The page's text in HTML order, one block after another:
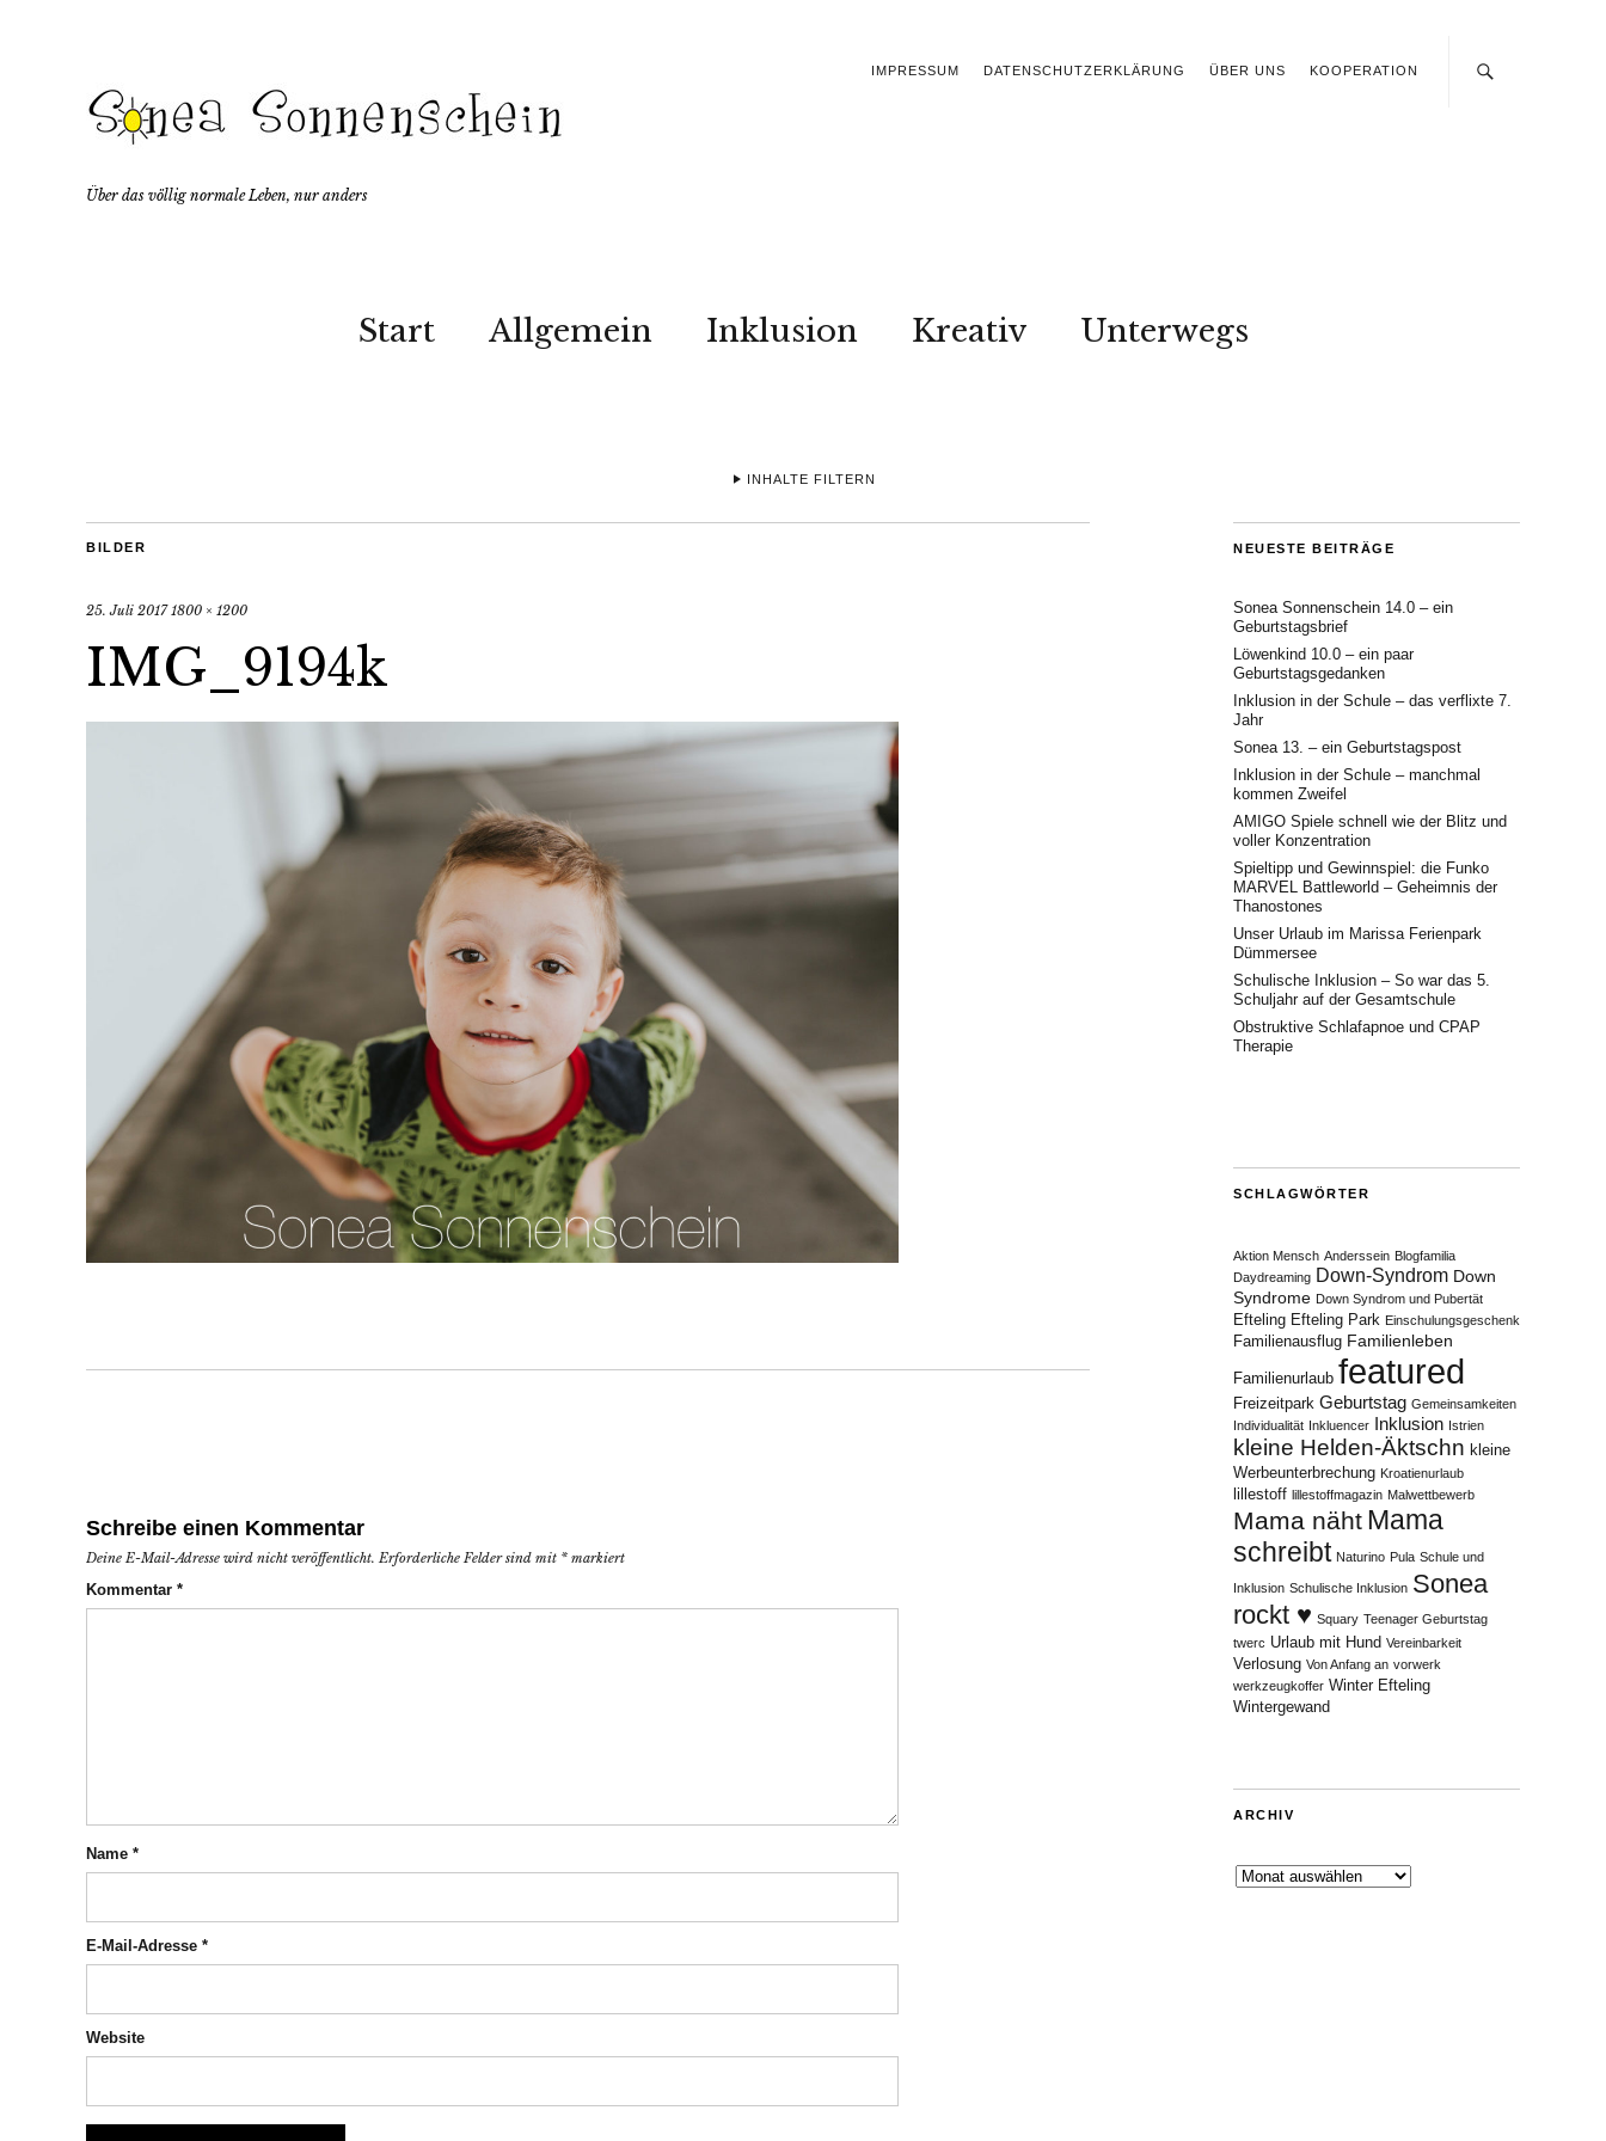
IMPRESSUM DATENSCHUTZERKLÄRUNG ÜBER UNS KOOPERATION
Über das völlig normale Leben, nur anders
Start Allgemein Inklusion Kreativ Unterwegs
INHALTE FILTERN
BILDER
25. Juli 2017 1800 × 1200
IMG_9194k
Schreibe einen Kommentar
Deine E-Mail-Adresse wird nicht veröffentlicht. Erforderliche Felder sind mit * markiert
Kommentar *
Name *
E-Mail-Adresse *
Website
NEUESTE BEITRÄGE
Sonea Sonnenschein 14.0 – ein
Geburtstagsbrief
Löwenkind 10.0 – ein paar
Geburtstagsgedanken
Inklusion in der Schule – das verflixte 7.
Jahr
Sonea 13. – ein Geburtstagspost
Inklusion in der Schule – manchmal
kommen Zweifel
AMIGO Spiele schnell wie der Blitz und
voller Konzentration
Spieltipp und Gewinnspiel: die Funko
MARVEL Battleworld – Geheimnis der
Thanostones
Unser Urlaub im Marissa Ferienpark
Dümmersee
Schulische Inklusion – So war das 5.
Schuljahr auf der Gesamtschule
Obstruktive Schlafapnoe und CPAP
Therapie
SCHLAGWÖRTER
Aktion Mensch Anderssein Blogfamilia
Daydreaming Down-Syndrom Down
Syndrome Down Syndrom und Pubertät
Efteling Efteling Park Einschulungsgeschenk
Familienausflug Familienleben
Familienurlaub featured
Freizeitpark Geburtstag Gemeinsamkeiten
Individualität Inkluencer Inklusion Istrien
kleine Helden-Äktschn kleine
Werbeunterbrechung Kroatienurlaub
lillestoff lillestoffmagazin Malwettbewerb
Mama näht Mama
schreibt Naturino Pula Schule und
Inklusion Schulische Inklusion Sonea
rockt ♥ Squary Teenager Geburtstag
twerc Urlaub mit Hund Vereinbarkeit
Verlosung Von Anfang an vorwerk
werkzeugkoffer Winter Efteling
Wintergewand
ARCHIV
Archiv